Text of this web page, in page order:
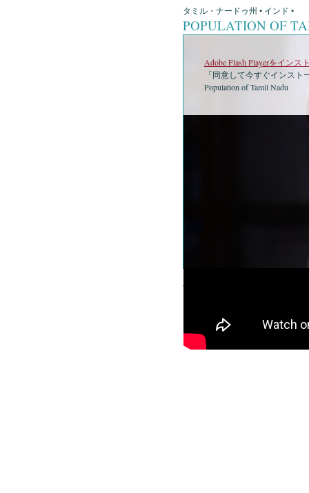
タミル・ナードゥ州 • インド •
POPULATION OF
Adobe Flash Playerをインス
「同意して今すぐインス
Population of Tamil Nadu
©